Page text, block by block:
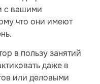
с вашими
что они имеют
в пользу занятий
даже в
или деловыми